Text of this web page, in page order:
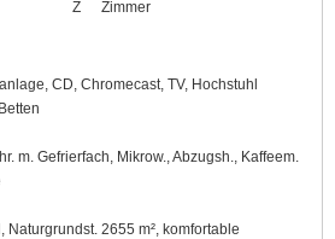
Z
Zimmer
CD, Chromecast, TV, Hochstuhl
m. Gefrierfach, Mikrow., Abzugsh., Kaffeem.
Naturgrundst. 2655 m², komfortable